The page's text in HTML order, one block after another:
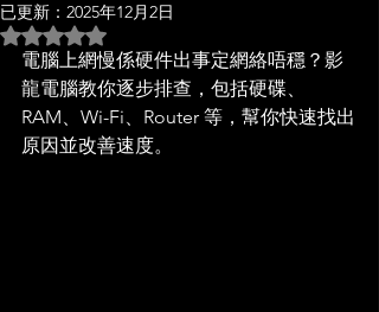
已更新： 2025年12月2日
評等為 NaN（最高為 5 顆星）。
電腦上網慢係硬件出事定網絡唔穩？影
龍電腦教你逐步排查，包括硬碟、
RAM、Wi-Fi、Router 等，幫你快速找出
原因並改善速度。